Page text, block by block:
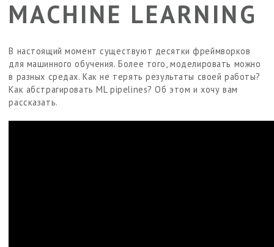
MACHINE LEARNING
В настоящий момент существуют десятки фреймворков
для машинного обучения. Более того, моделировать можно
в разных средах. Как не терять результаты своей работы?
Как абстрагировать ML pipelines? Об этом и хочу вам
рассказать.